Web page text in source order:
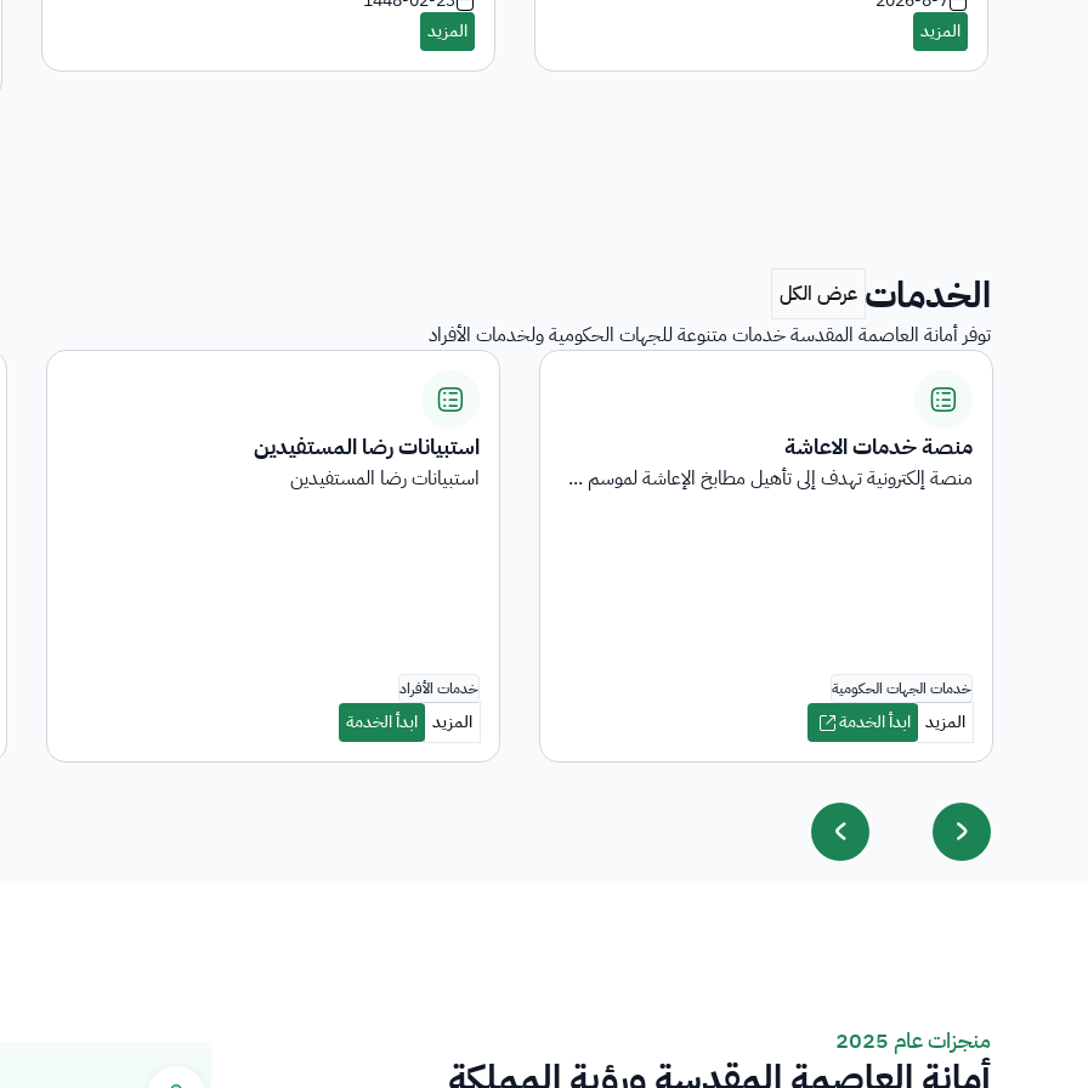
الخدمات
توفر أمانة العاصمة المقدسة خدمات متنوعة للجهات الحكومية ولخدمات الأفراد
استبيانات رضا المستفيدين
استبيانات رضا المستفيدين
المنقولات
هي خدمة عرض المنقولات المرجعة على الجهات الحكومية
منجزات عام 2025